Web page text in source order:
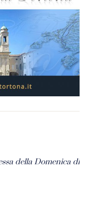
della Domenica di